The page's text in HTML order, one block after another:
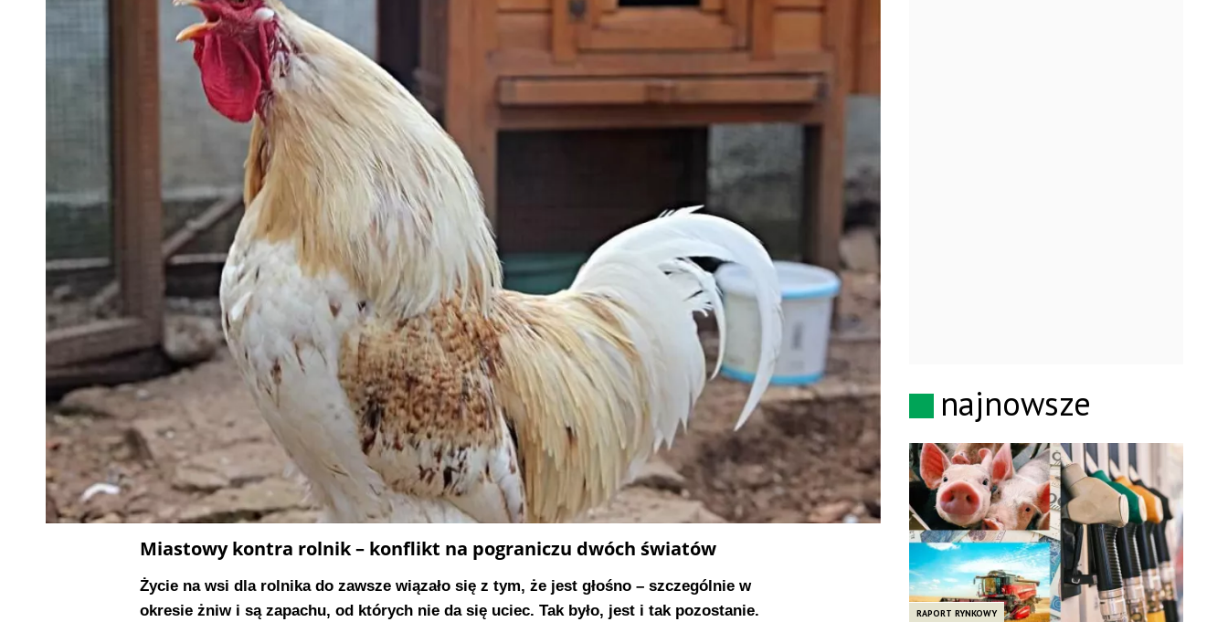
Miastowy kontra rolnik – konflikt na pograniczu dwóch światów
Życie na wsi dla rolnika do zawsze wiązało się z tym, że jest głośno – szczególnie w
okresie żniw i są zapachu, od których nie da się uciec. Tak było, jest i tak pozostanie.
najnowsze
RAPORT RYNKOWY